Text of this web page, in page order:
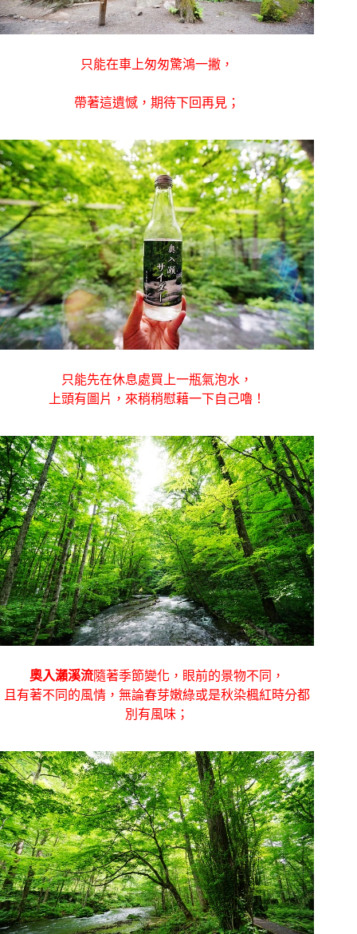
只能在車上匆匆驚鴻一撇，
帶著這遺憾，期待下回再見；
只能先在休息處買上一瓶氣泡水，
上頭有圖片，來稍稍慰藉一下自己嚕！
奧入瀨溪流隨著季節變化，眼前的景物不同，
且有著不同的風情，無論春芽嫩綠或是秋染楓紅時分都
別有風味；